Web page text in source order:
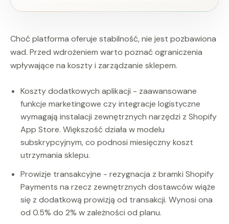
Choć platforma oferuje stabilność, nie jest pozbawiona
wad. Przed wdrożeniem warto poznać ograniczenia
wpływające na koszty i zarządzanie sklepem.
Koszty dodatkowych aplikacji - zaawansowane
funkcje marketingowe czy integracje logistyczne
wymagają instalacji zewnętrznych narzędzi z Shopify
App Store. Większość działa w modelu
subskrypcyjnym, co podnosi miesięczny koszt
utrzymania sklepu.
Prowizje transakcyjne - rezygnacja z bramki Shopify
Payments na rzecz zewnętrznych dostawców wiąże
się z dodatkową prowizją od transakcji. Wynosi ona
od 0.5% do 2% w zależności od planu.